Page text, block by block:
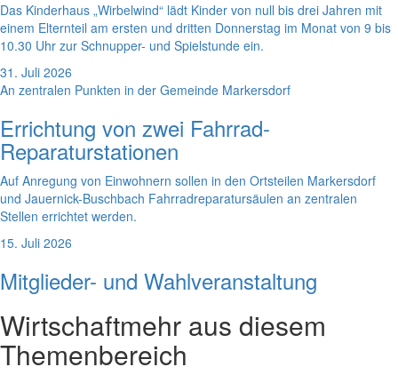
Das Kinderhaus „Wirbelwind“ lädt Kinder von null bis drei Jahren mit
einem Elternteil am ersten und dritten Donnerstag im Monat von 9 bis
10.30 Uhr zur Schnupper- und Spielstunde ein.
31. Juli 2026
An zentralen Punkten in der Gemeinde Markersdorf
Errichtung von zwei Fahrrad-
Reparaturstationen
Auf Anregung von Einwohnern sollen in den Ortsteilen Markersdorf
und Jauernick-Buschbach Fahrradreparatursäulen an zentralen
Stellen errichtet werden.
15. Juli 2026
Mitglieder- und Wahlveranstaltung
Wirtschaftmehr aus diesem
Themenbereich